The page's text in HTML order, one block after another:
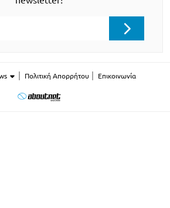
Πολιτική Απορρήτου Επικοινωνία